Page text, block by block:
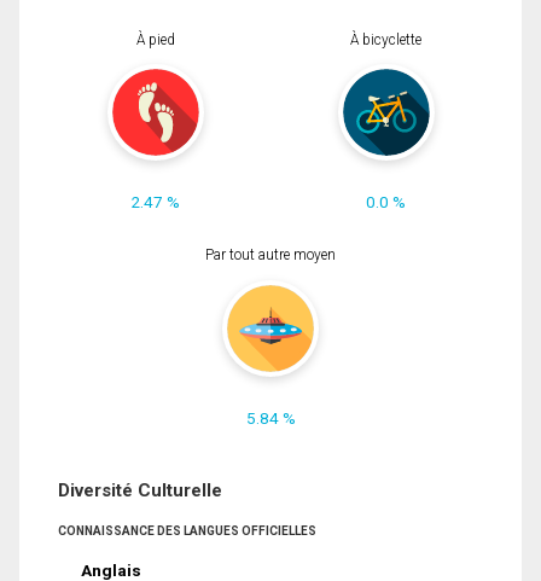
À pied
2.47 %
À bicyclette
0.0 %
Par tout autre moyen
5.84 %
Diversité Culturelle
CONNAISSANCE DES LANGUES OFFICIELLES
Anglais